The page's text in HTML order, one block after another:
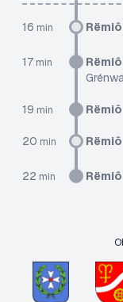
16 min Rëmiô
17 min Rëmiô
19 min Rëmiô
20 min Rëmiô
22 min Rëmiô